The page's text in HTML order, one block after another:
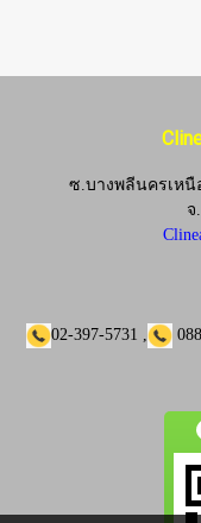
ซ.บางพลีนครเหนื
จ.
02-397-5731 ,